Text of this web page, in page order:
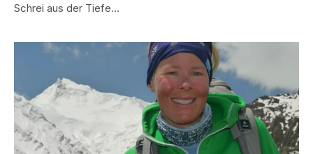
Schrei aus der Tiefe…